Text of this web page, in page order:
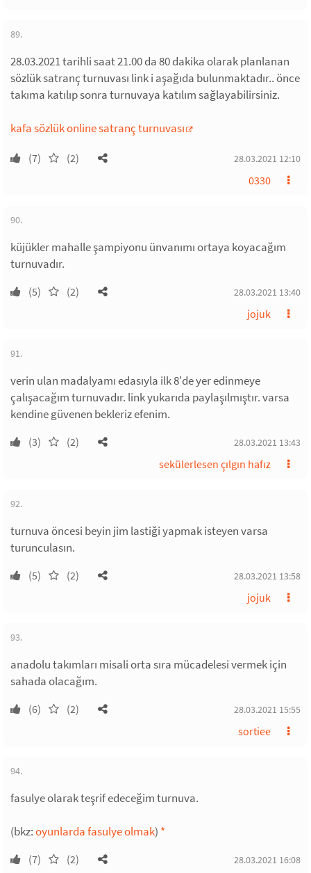
89.
28.03.2021 tarihli saat 21.00 da 80 dakika olarak planlanan
sözlük satranç turnuvası link i aşağıda bulunmaktadır.. önce
takıma katılıp sonra turnuvaya katılım sağlayabilirsiniz.
kafa sözlük online satranç turnuvası
(7) (2) 28.03.2021 12:10
0330
90.
küjükler mahalle şampiyonu ünvanımı ortaya koyacağım
turnuvadır.
(5) (2) 28.03.2021 13:40
jojuk
91.
verin ulan madalyamı edasıyla ilk 8'de yer edinmeye
çalışacağım turnuvadır. link yukarıda paylaşılmıştır. varsa
kendine güvenen bekleriz efenim.
(3) (2) 28.03.2021 13:43
sekülerlesen çılgın hafız
92.
turnuva öncesi beyin jim lastiği yapmak isteyen varsa
turunculasın.
(5) (2) 28.03.2021 13:58
jojuk
93.
anadolu takımları misali orta sıra mücadelesi vermek için
sahada olacağım.
(6) (2) 28.03.2021 15:55
sortiee
94.
fasulye olarak teşrif edeceğim turnuva.
(bkz:oyunlarda fasulye olmak) *
(7) (2) 28.03.2021 16:08